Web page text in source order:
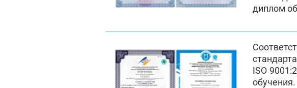
диплом
ISO
обучения.